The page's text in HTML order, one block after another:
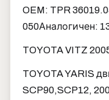
OEM: TPR
050Аналогичен:
TOYOTA VITZ
TOYOTA YARIS
SCP90,SCP12,